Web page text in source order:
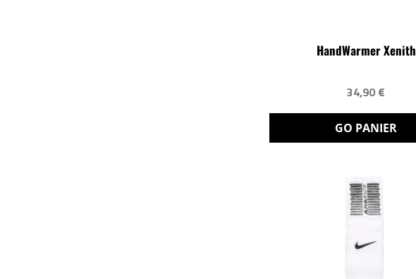
HandWarmer Xenith
34,90 €
GO PANIER